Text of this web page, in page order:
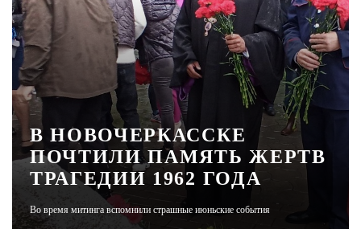
СТИЛЬ ЖИЗНИ
ХАЙП
ЧЕЛОВЕК ОСОБЕННЫЙ
ЖУРНАЛ
В НОВОЧЕРКАССКЕ
ПОЧТИЛИ ПАМЯТЬ ЖЕРТВ
ТРАГЕДИИ 1962 ГОДА
Во время митинга вспомнили страшные июньские события